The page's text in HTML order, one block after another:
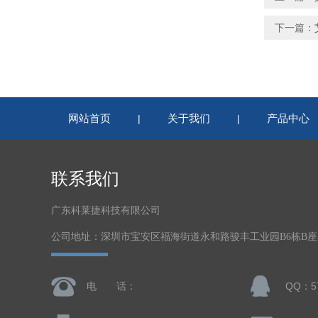
下一篇：
网站首页 | 关于我们 | 产品中心
联系我们
广东科莱捷科技有限公司
公司地址：深圳市宝安区福海街道永和路骏丰工业园B6栋B
电 话： QQ：